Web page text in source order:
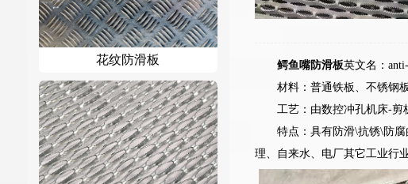
花纹防滑板 鳄鱼嘴防滑板英文名：
材料：普通铁板、不锈钢
工艺：由数控冲孔机床-剪
特点：具有防滑\抗锈\防
理、自来水、电厂其它工业行